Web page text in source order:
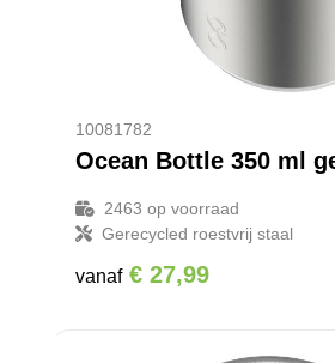
10081782
2463 op voorraad
Gerecycled roestvrij staal
vanaf € 27,99